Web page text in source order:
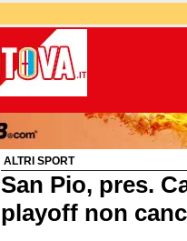
ALTRI SPORT
San Pio, pres.
playoff non